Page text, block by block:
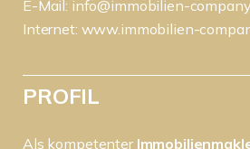
E-Mail: info@immobilien-
Internet: www.immobilien-
PROFIL
Als kompetenter